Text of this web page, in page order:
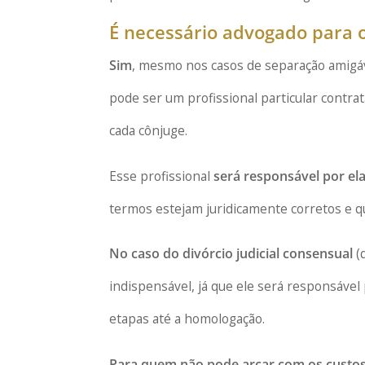
É necessário advogado para
Sim, mesmo nos casos de separação
pode ser um profissional particular
cada cônjuge.
Esse profissionalserá responsável por
termos estejam juridicamente corretos e
No caso do divórcio judicial consensual
indispensável, já que ele será
etapas até a homologação.